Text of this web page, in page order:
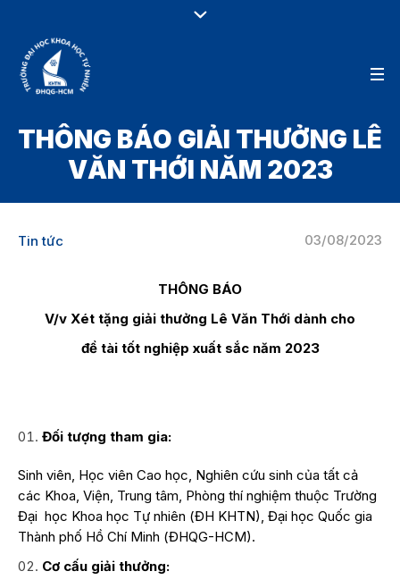
THÔNG BÁO GIẢI THƯỞNG LÊ
VĂN THỚI NĂM 2023
03/08/2023
Tin tức
THÔNG BÁO
V/v Xét tặng giải thưởng Lê Văn Thới dành cho
đề tài tốt nghiệp xuất sắc năm 2023
Đối tượng tham gia:
Sinh viên, Học viên Cao học, Nghiên cứu sinh của tất cả
các Khoa, Viện, Trung tâm, Phòng thí nghiệm thuộc Trường
Đại học Khoa học Tự nhiên (ĐH KHTN), Đại học Quốc gia
Thành phố Hồ Chí Minh (ĐHQG-HCM).
Cơ cấu giải thưởng: